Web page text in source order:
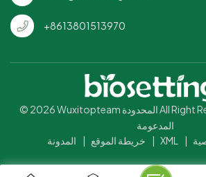
+8613801513970
© 2026 Wuxitopteam المحدودة All Right Reserved. IPv6 الشبكة
المدعومة
المدونة
خريطة الموقع XML